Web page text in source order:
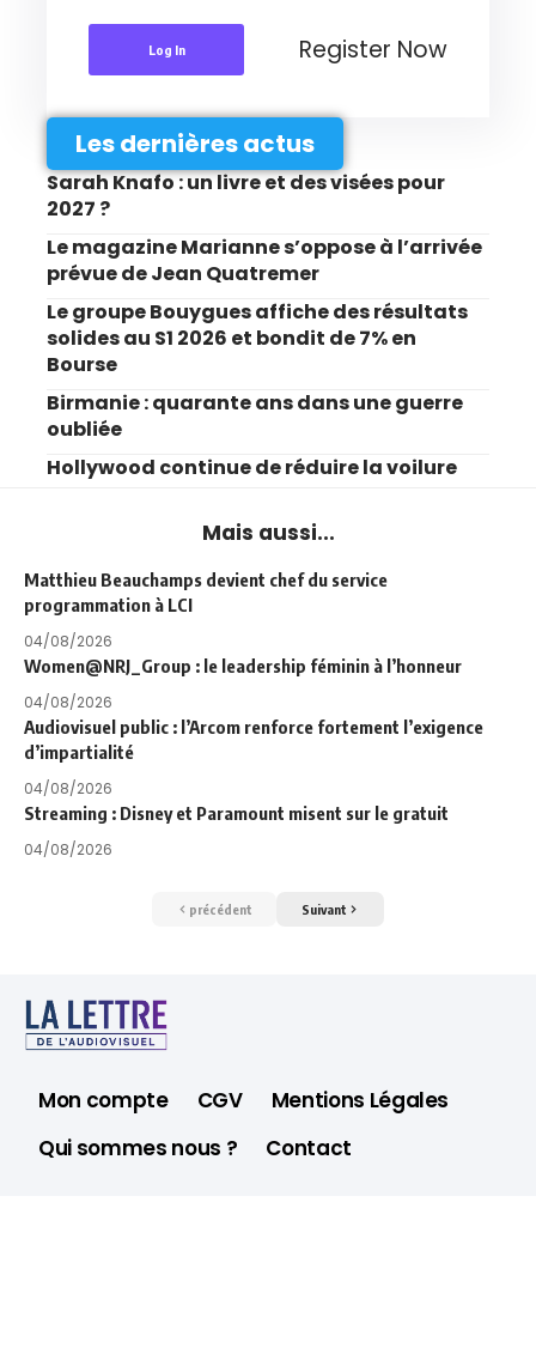
Log In Register Now
Les dernières actus
Sarah Knafo : un livre et des visées pour
2027 ?
Le magazine Marianne s’oppose à l’arrivée
prévue de Jean Quatremer
Le groupe Bouygues affiche des résultats
solides au S1 2026 et bondit de 7% en
Bourse
Birmanie : quarante ans dans une guerre
oubliée
Hollywood continue de réduire la voilure
Mais aussi...
Matthieu Beauchamps devient chef du service
programmation à LCI
04/08/2026
Women@NRJ_Group : le leadership féminin à l’honneur
04/08/2026
Audiovisuel public : l’Arcom renforce fortement l’exigence
d’impartialité
04/08/2026
Streaming : Disney et Paramount misent sur le gratuit
04/08/2026
précédent Suivant
Mon compte CGV
Mentions Légales
Qui sommes nous ?
Contact